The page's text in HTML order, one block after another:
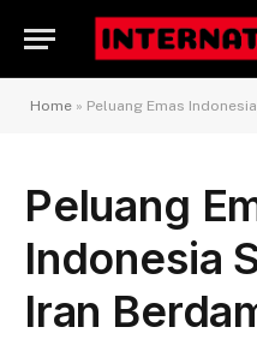
Home » Peluang Emas
Peluang
Indonesia
Iran